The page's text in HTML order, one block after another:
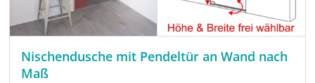
Nischendusche mit Pendeltür an Wand nach
Maß